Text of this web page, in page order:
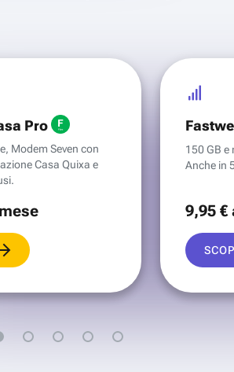
Pro
Modem Seven con
Casa Quixa e
150 GB e
Anche in
9,95 €